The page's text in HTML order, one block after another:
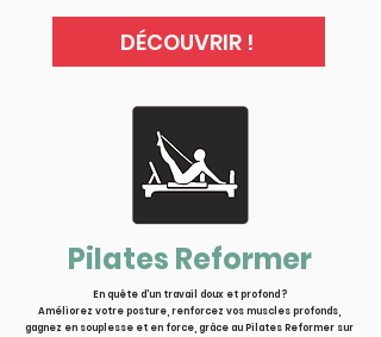
DÉCOUVRIR !
Pilates Reformer
En quête d'un travail doux et profond ?
Améliorez votre posture, renforcez vos muscles profonds,
gagnez en souplesse et en force, grâce au Pilates Reformer sur